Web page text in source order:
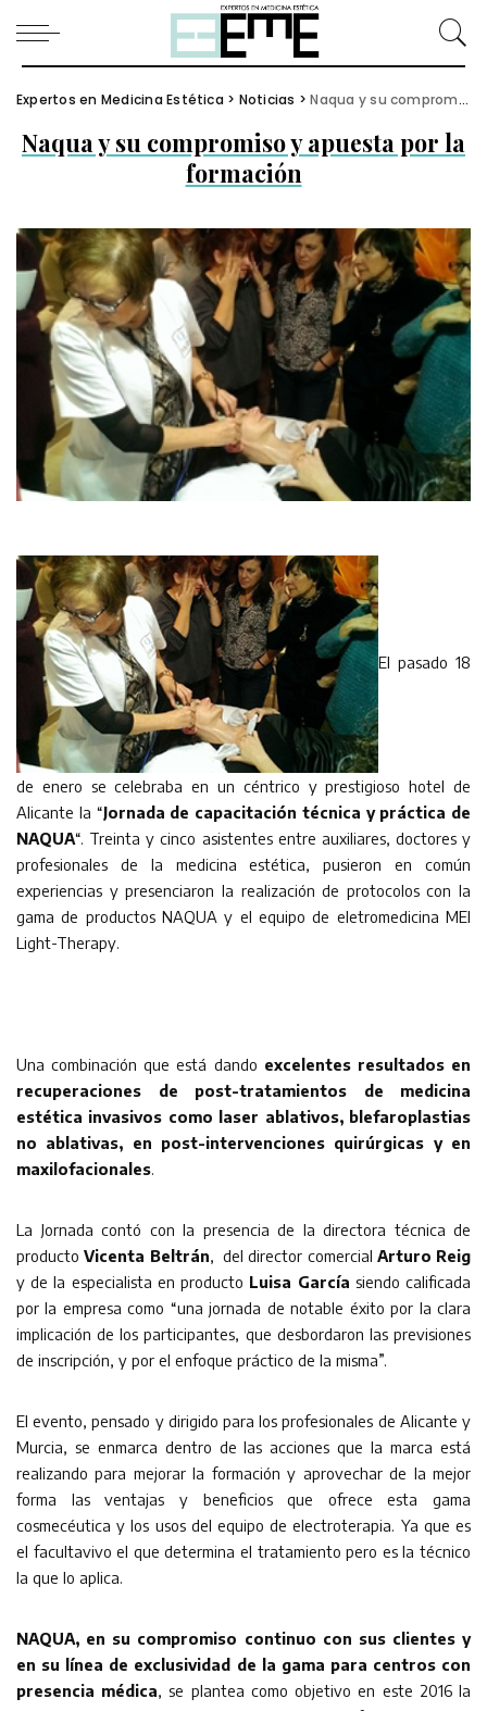
Expertos en Medicina Estética > Noticias >Naqua y su compromiso y apuesta por la formación
Naqua y su compromiso y apuesta por la
formación
El pasado 18
de enero se celebraba en un céntrico y prestigioso hotel de
Alicante la “Jornada de capacitación técnica y práctica de
NAQUA“. Treinta y cinco asistentes entre auxiliares, doctores y
profesionales de la medicina estética, pusieron en común
experiencias y presenciaron la realización de protocolos con la
gama de productos NAQUA y el equipo de eletromedicina MEI
Light-Therapy.
Una combinación que está dando excelentes resultados en
recuperaciones de post-tratamientos de medicina
estética invasivos como laser ablativos, blefaroplastias
no ablativas, en post-intervenciones quirúrgicas y en
maxilofacionales.
La Jornada contó con la presencia de la directora técnica de
productoVicenta Beltrán, del director comercial Arturo Reig
y de la especialista en producto Luisa García siendo calificada
por la empresa como “una jornada de notable éxito por la clara
implicación de los participantes, que desbordaron las previsiones
de inscripción, y por el enfoque práctico de la misma”.
El evento, pensado y dirigido para los profesionales de Alicante y
Murcia, se enmarca dentro de las acciones que la marca está
realizando para mejorar la formación y aprovechar de la mejor
forma las ventajas y beneficios que ofrece esta gama
cosmecéutica y los usos del equipo de electroterapia. Ya que es
el facultavivo el que determina el tratamiento pero es la técnico
la que lo aplica.
NAQUA, en su compromiso continuo con sus clientes y
en su línea de exclusividad de la gama para centros con
presencia médica, se plantea como objetivo en este 2016 la